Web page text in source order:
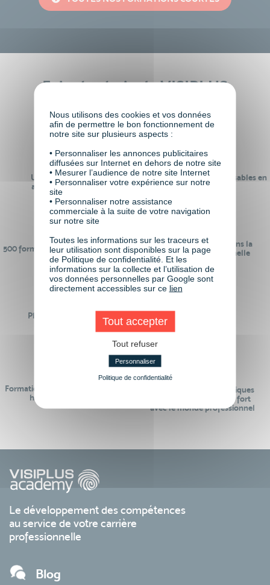
Faire le choix de VISIPLUS
Un réseau de 22 000
anciens participants
100% des formations réalisables en
digital learning
500 formations pour se préparer au
monde de demain
24 ans d'expérience dans la
formation professionnelle
Plus de 50 formations
Formations réalisables pendant ou
hors temps de travail
Des contenus pédagogiques
« de pointe » et en lien fort
avec le monde professionnel
Le développement des compétences
au service de votre carrière
professionnelle
Blog
Nous utilisons des cookies et vos données
afin de permettre le bon fonctionnement de
notre site sur plusieurs aspects :
• Personnaliser les annonces publicitaires
diffusées sur Internet en dehors de notre site
• Mesurer l’audience de notre site Internet
• Personnaliser votre expérience sur notre
site
• Personnaliser notre assistance
commerciale à la suite de votre navigation
sur notre site
Toutes les informations sur les traceurs et
leur utilisation sont disponibles sur la page
de Politique de confidentialité. Et les
informations sur la collecte et l’utilisation de
vos données personnelles par Google sont
directement accessibles sur ce lien
Tout accepter
Tout refuser
Personnaliser
Politique de confidentialité